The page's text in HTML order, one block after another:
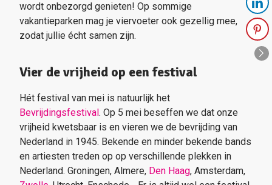
wordt onbezorgd genieten! Op sommige
vakantieparken mag je viervoeter ook gezellig mee,
zodat jullie écht samen zijn.
Vier de vrijheid op een festival
Hét festival van mei is natuurlijk het
Bevrijdingsfestival. Op 5 mei beseffen we dat onze
vrijheid kwetsbaar is en vieren we de bevrijding van
Nederland in 1945. Bekende en minder bekende bands
en artiesten treden op op verschillende plekken in
Nederland. Groningen, Almere, Den Haag, Amsterdam,